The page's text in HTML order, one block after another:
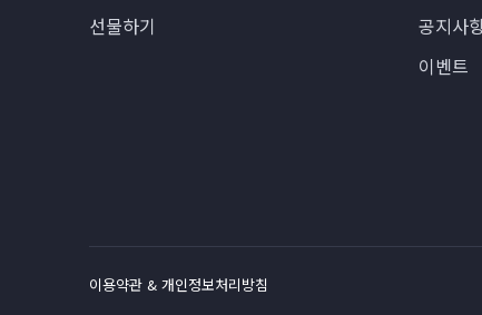
선물하기
공지사
이벤트
이용약관 & 개인정보처리방침